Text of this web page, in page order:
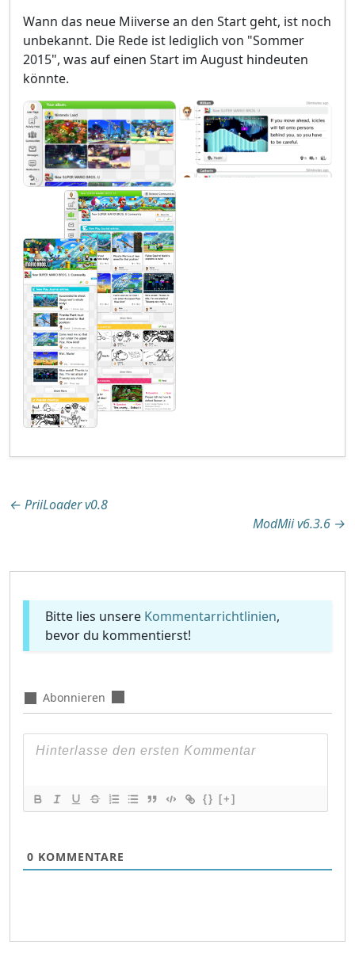
Wann das neue Miiverse an den Start geht, ist noch
unbekannt. Die Rede ist lediglich von "Sommer
2015", was auf einen Start im August hindeuten
könnte.
Beitragsnavigation
← PriiLoader v0.8
ModMii v6.3.6 →
Bitte lies unsere Kommentarrichtlinien,
bevor du kommentierst!
Abonnieren
{} [+]
0 KOMMENTARE